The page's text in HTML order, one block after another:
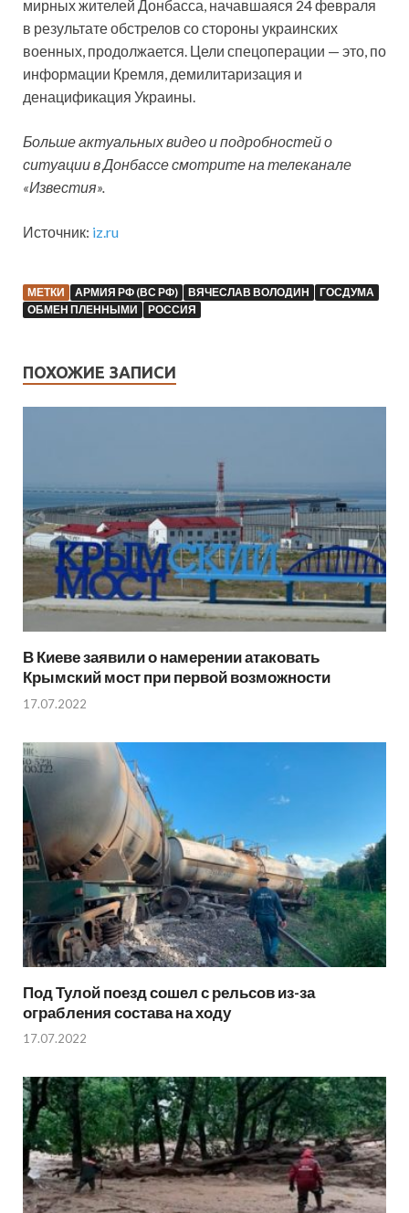
мирных жителей Донбасса, начавшаяся 24 февраля
в результате обстрелов со стороны украинских
военных, продолжается. Цели спецоперации — это, по
информации Кремля, демилитаризация и
денацификация Украины.
Больше актуальных видео и подробностей о
ситуации в Донбассе смотрите на телеканале
«Известия».
Источник: iz.ru
МЕТКИ АРМИЯ РФ (ВС РФ) ВЯЧЕСЛАВ ВОЛОДИН
ГОСДУМА
ОБМЕН ПЛЕННЫМИ
РОССИЯ
ПОХОЖИЕ ЗАПИСИ
В Киеве заявили о намерении атаковать
Крымский мост при первой возможности
17.07.2022
Под Тулой поезд сошел с рельсов из-за
ограбления состава на ходу
17.07.2022